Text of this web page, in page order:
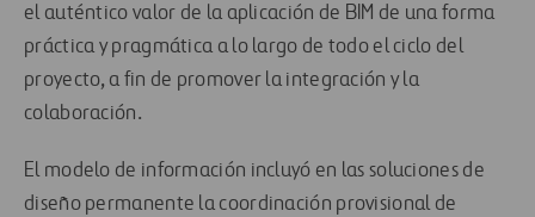
el auténtico valor de la aplicación de BIM de una forma
práctica y pragmática a lo largo de todo el ciclo del
proyecto, a fin de promover la integración y la
colaboración.
El modelo de información incluyó en las soluciones de
diseño permanente la coordinación provisional de